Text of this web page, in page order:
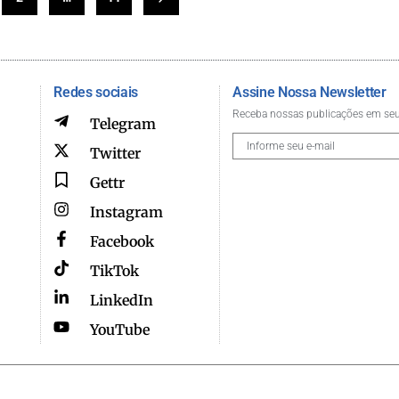
Redes sociais
Telegram
Twitter
Gettr
Instagram
Facebook
TikTok
LinkedIn
YouTube
Assine Nossa Newsletter
Receba nossas publicações em